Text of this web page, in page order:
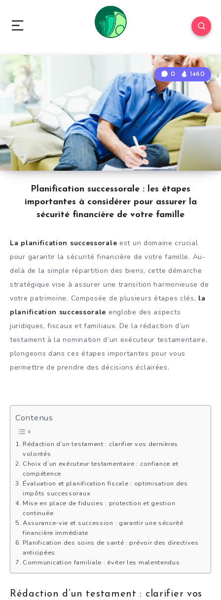
Planification successorale : les étapes
importantes à considérer pour assurer la
sécurité financière de votre famille
0 1460
La planification successorale est un domaine crucial
pour garantir la sécurité financière de votre famille. Au-
delà de la simple répartition des biens, cette démarche
stratégique vise à assurer une transition harmonieuse de
votre patrimoine. Composée de plusieurs étapes clés, la
planification successorale englobe des aspects
juridiques, fiscaux et familiaux. De la rédaction d’un
testament à la nomination d’un exécuteur testamentaire,
plongeons dans ces étapes importantes pour vous
permettre de prendre des décisions éclairées.
Contenus
Rédaction d’un testament : clarifier vos dernières
volontés
Choix d’un exécuteur testamentaire : confiance et
compétence
Évaluation et planification fiscale : optimisation des
impôts successoraux
Mise en place de fiducies : protection et gestion
continuée
Assurance-vie et succession : garantir une sécurité
financière immédiate
Planification des soins de santé : prévoir des directives
anticipées
Communication familiale : éviter les malentendus
Rédaction d’un testament : clarifier vos